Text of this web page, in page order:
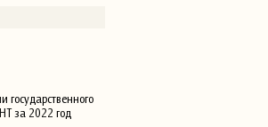
государственного
за 2022 год